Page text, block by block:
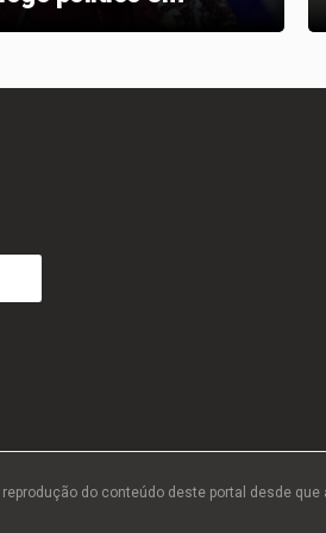
do conteúdo deste portal desde que